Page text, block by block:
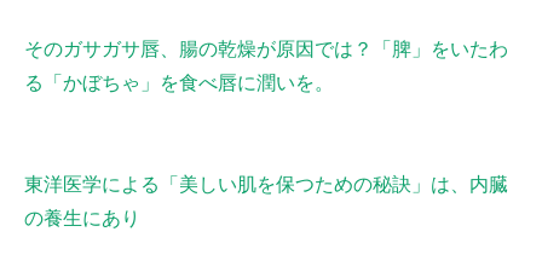
そのガサガサ唇、腸の乾燥が原因では？「脾」をいたわ
る「かぼちゃ」を食べ唇に潤いを。
東洋医学による「美しい肌を保つための秘訣」は、内臓
の養生にあり